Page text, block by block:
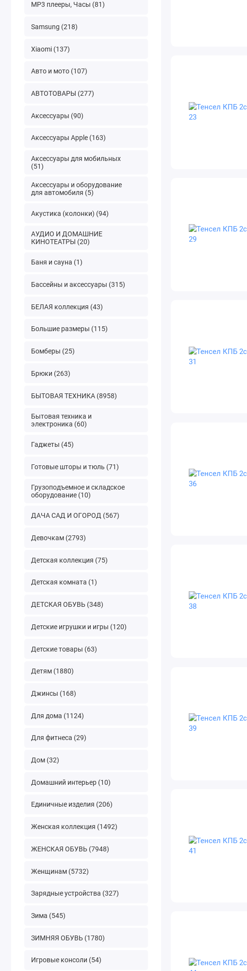
MP3 плееры, Часы (81)
Samsung (218)
Xiaomi (137)
Авто и мото (107)
АВТОТОВАРЫ (277)
Аксессуары (90)
Аксессуары Apple (163)
Аксессуары для мобильных
(51)
Аксессуары и оборудование
для автомобиля (5)
Акустика (колонки) (94)
АУДИО И ДОМАШНИЕ
КИНОТЕАТРЫ (20)
Баня и сауна (1)
Бассейны и аксессуары (315)
БЕЛАЯ коллекция (43)
Большие размеры (115)
Бомберы (25)
Брюки (263)
БЫТОВАЯ ТЕХНИКА (8958)
Бытовая техника и
электроника (60)
Гаджеты (45)
Готовые шторы и тюль (71)
Грузоподъемное и складское
оборудование (10)
ДАЧА САД И ОГОРОД (567)
Девочкам (2793)
Детская коллекция (75)
Детская комната (1)
ДЕТСКАЯ ОБУВЬ (348)
Детские игрушки и игры (120)
Детские товары (63)
Детям (1880)
Джинсы (168)
Для дома (1124)
Для фитнеса (29)
Дом (32)
Домашний интерьер (10)
Единичные изделия (206)
Женская коллекция (1492)
ЖЕНСКАЯ ОБУВЬ (7948)
Женщинам (5732)
Зарядные устройства (327)
Зима (545)
ЗИМНЯЯ ОБУВЬ (1780)
Игровые консоли (54)